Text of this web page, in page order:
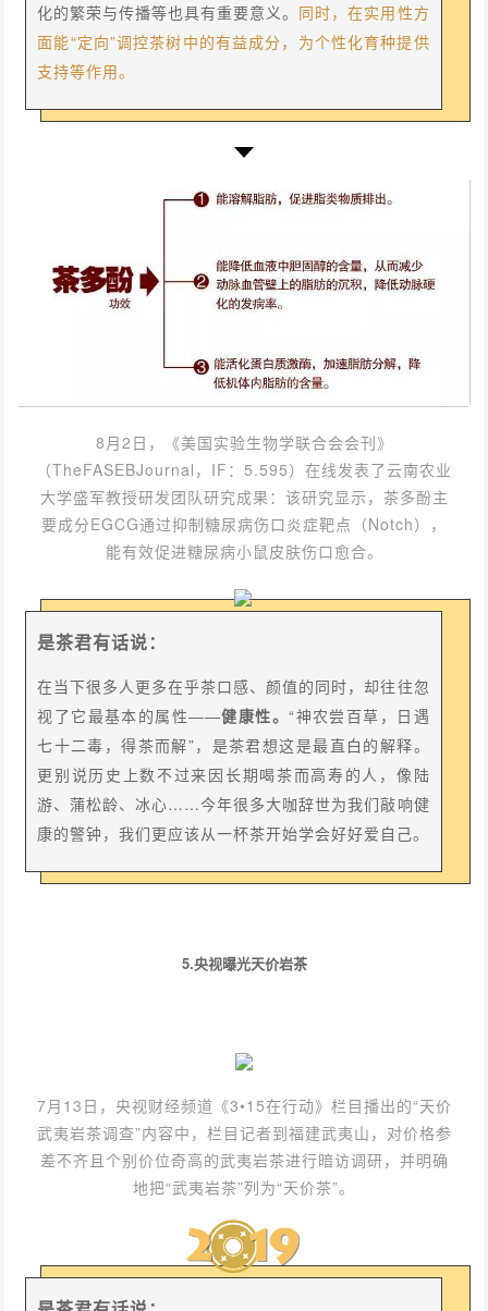
化的繁荣与传播等也具有重要意义。 同时，在实用性方
面能“定向”调控茶树中的有益成分，为个性化育种提供
支持等作用。
8月2日，《美国实验生物学联合会会刊》
（TheFASEBJournal，IF：5.595）在线发表了云南农业
大学盛军教授研发团队研究成果：该研究显示，茶多酚主
要成分EGCG通过抑制糖尿病伤口炎症靶点（Notch），
能有效促进糖尿病小鼠皮肤伤口愈合。
是茶君有话说：
在当下很多人更多在乎茶口感、颜值的同时，却往往忽
视了它最基本的属性——健康性。“神农尝百草，日遇
七十二毒，得茶而解”，是茶君想这是最直白的解释。
更别说历史上数不过来因长期喝茶而高寿的人，像陆
游、蒲松龄、冰心……今年很多大咖辞世为我们敲响健
康的警钟，我们更应该从一杯茶开始学会好好爱自己。
5.央视曝光天价岩茶
7月13日，央视财经频道《3•15在行动》栏目播出的“天价
武夷岩茶调查”内容中，栏目记者到福建武夷山，对价格参
差不齐且个别价位奇高的武夷岩茶进行暗访调研，并明确
地把“武夷岩茶”列为“天价茶”。